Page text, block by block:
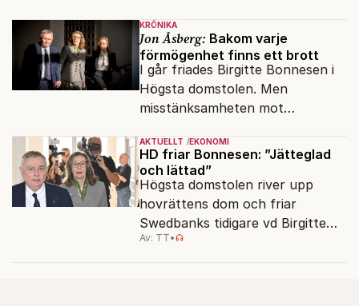
KRÖNIKA
Jon Åsberg: Bakom varje
förmögenhet finns ett brott
I går friades Birgitte Bonnesen i
Högsta domstolen. Men
misstänksamheten mot
AKTUELLT EKONOMI
HD friar Bonnesen: ”Jätteglad
och lättad”
Högsta domstolen river upp
hovrättens dom och friar
Swedbanks tidigare vd Birgitte
Bonnesen från alla
Av: TT•